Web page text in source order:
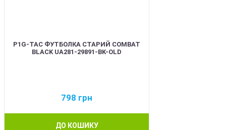
P1G-TAC ФУТБОЛКА СТАРИЙ COMBAT
BLACK UA281-29891-BK-OLD
798 грн
ДО КОШИКУ